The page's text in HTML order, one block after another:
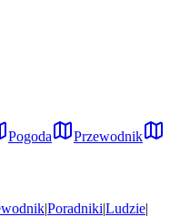
Pogoda
Przewodnik
|Poradniki|Ludzie|